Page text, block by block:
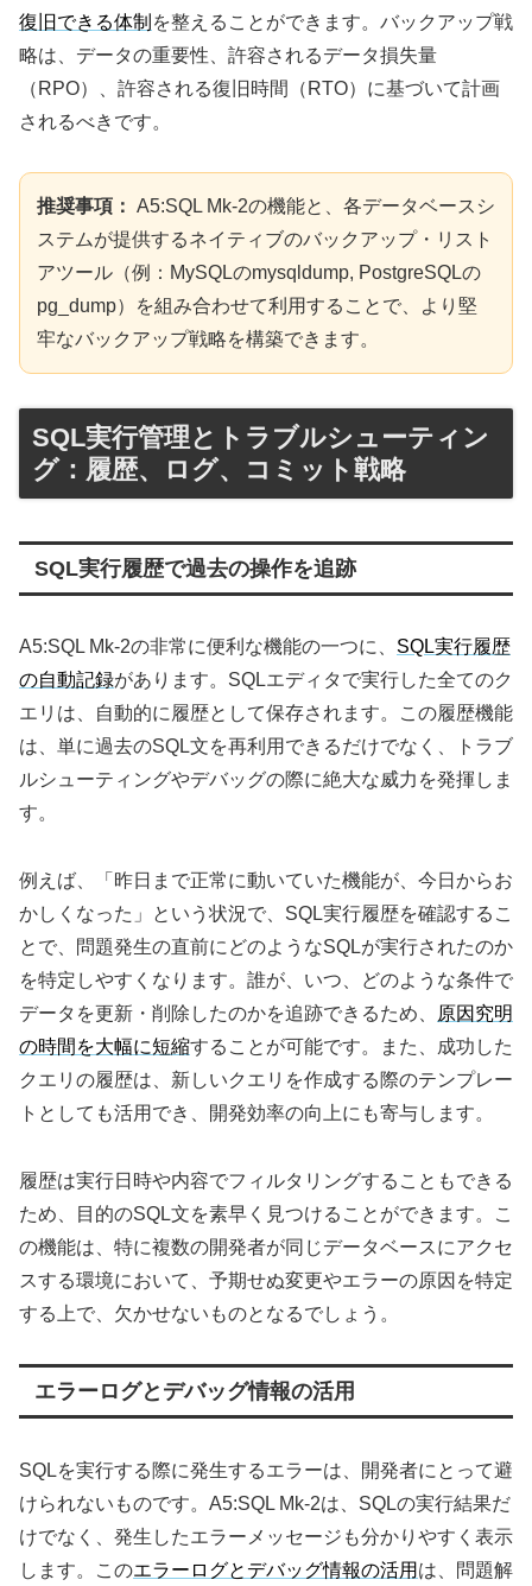
復旧できる体制 を整えることができます。バックアップ戦
略は、データの重要性、許容されるデータ損失量
（RPO）、許容される復旧時間（RTO）に基づいて計画
されるべきです。
推奨事項： A5:SQL Mk-2の機能と、各データベースシ
ステムが提供するネイティブのバックアップ・リスト
アツール（例：MySQLのmysqldump, PostgreSQLの
pg_dump）を組み合わせて利用することで、より堅
牢なバックアップ戦略を構築できます。
SQL実行管理とトラブルシューティン
グ：履歴、ログ、コミット戦略
SQL実行履歴で過去の操作を追跡
A5:SQL Mk-2の非常に便利な機能の一つに、 SQL実行履歴
の自動記録があります。SQLエディタで実行した全てのク
エリは、自動的に履歴として保存されます。この履歴機能
は、単に過去のSQL文を再利用できるだけでなく、トラブ
ルシューティングやデバッグの際に絶大な威力を発揮しま
す。
例えば、「昨日まで正常に動いていた機能が、今日からお
かしくなった」という状況で、SQL実行履歴を確認するこ
とで、問題発生の直前にどのようなSQLが実行されたのか
を特定しやすくなります。誰が、いつ、どのような条件で
データを更新・削除したのかを追跡できるため、
原因究明
の時間を大幅に短縮することが可能です。また、成功した
クエリの履歴は、新しいクエリを作成する際のテンプレー
トとしても活用でき、開発効率の向上にも寄与します。
履歴は実行日時や内容でフィルタリングすることもできる
ため、目的のSQL文を素早く見つけることができます。こ
の機能は、特に複数の開発者が同じデータベースにアクセ
スする環境において、予期せぬ変更やエラーの原因を特定
する上で、欠かせないものとなるでしょう。
エラーログとデバッグ情報の活用
SQLを実行する際に発生するエラーは、開発者にとって避
けられないものです。A5:SQL Mk-2は、SQLの実行結果だ
けでなく、発生したエラーメッセージも分かりやすく表示
します。このエラーログとデバッグ情報の活用 は、問題解